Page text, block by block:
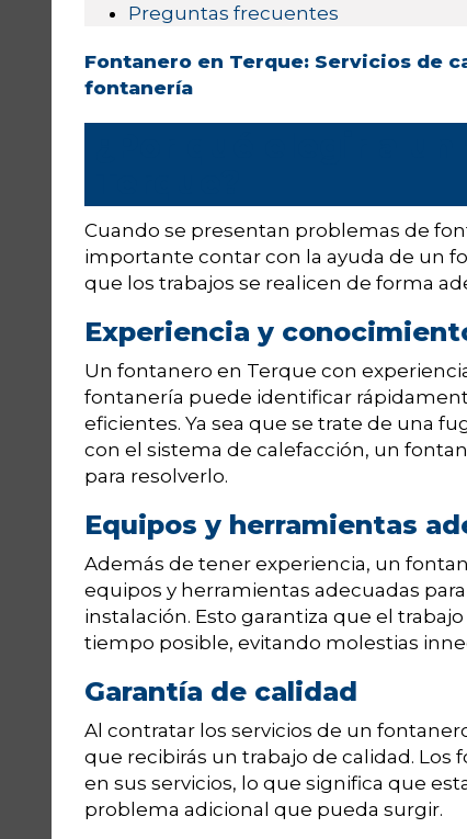
Preguntas frecuentes
Fontanero en Terque: Servicios de
fontanería
Cuando se presentan problemas de
importante contar con la ayuda de un
que los trabajos se realicen de forma
Experiencia y
Un fontanero en Terque con
fontanería puede identificar
eficientes. Ya sea que se trate de una
con el sistema de calefacción, un
para resolverlo.
Equipos y herramientas
Además de tener experiencia, un
equipos y herramientas adecuadas
instalación. Esto garantiza que el
tiempo posible, evitando molestias
Garantía de calidad
Al contratar los servicios de un
que recibirás un trabajo de calidad.
en sus servicios, lo que significa que
problema adicional que pueda surgir.